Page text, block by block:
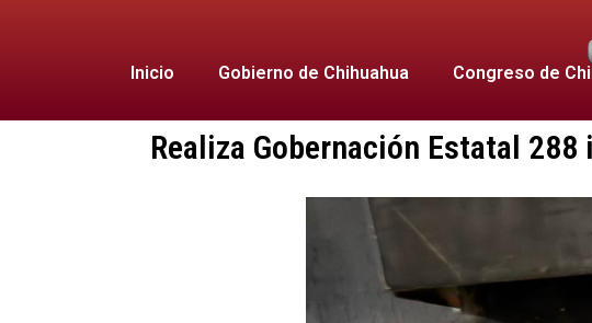
Inicio Gobierno de Chihuahua Congreso de
Realiza Gobernación Estatal